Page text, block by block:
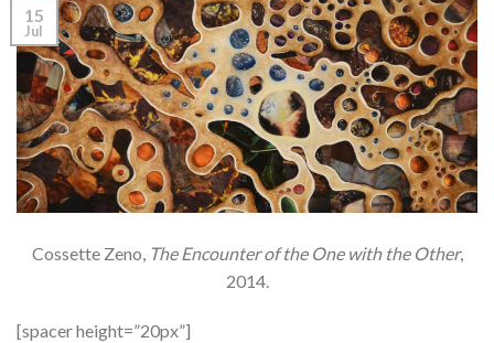
15
Jul
Cossette Zeno, The Encounter of the One with the Other,
2014.
[spacer height=”20px”]